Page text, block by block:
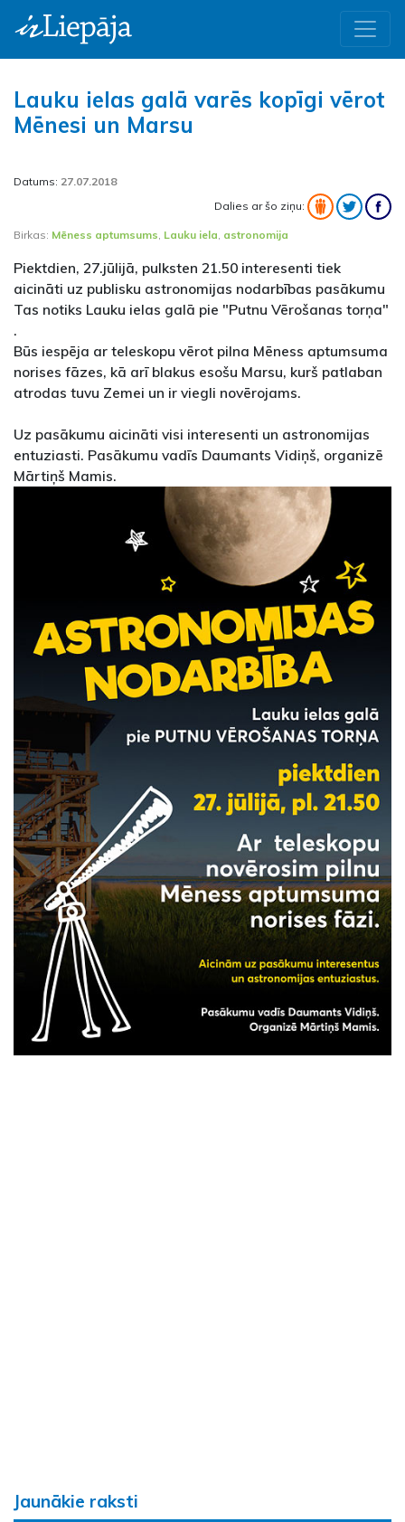
Lauku ielas galā varēs kopīgi vērot
Mēnesi un Marsu
Datums: 27.07.2018
Dalies ar šo ziņu:
Birkas: Mēness aptumsums Lauku iela astronomija
Piektdien, 27.jūlijā, pulksten 21.50 interesenti tiek
aicināti uz publisku astronomijas nodarbības pasākumu
Tas notiks Lauku ielas galā pie "Putnu Vērošanas torņa"
.
Būs iespēja ar teleskopu vērot pilna Mēness aptumsuma
norises fāzes, kā arī blakus esošu Marsu, kurš patlaban
atrodas tuvu Zemei un ir viegli novērojams.
Uz pasākumu aicināti visi interesenti un astronomijas
entuziasti. Pasākumu vadīs Daumants Vidiņš, organizē
Mārtiņš Mamis.
Jaunākie raksti